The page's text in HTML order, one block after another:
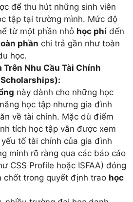
để thu hút những sinh viên
tập tại trường mình. Mức độ
từ một phần nhỏ học phíđến
phần chi trả gần như toàn
học.
Trên Nhu Cầu Tài Chính
này dành cho những học
học tập nhưng gia đình
về tài chính. Mặc dù điểm
tích học tập vẫn được xem
tố tài chính của gia đình
minh rõ ràng qua các báo cáo
CSS Profile hoặc ISFAA) đóng
chốt trong quyết định trao học